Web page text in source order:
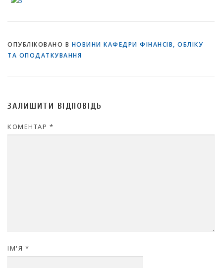
ОПУБЛІКОВАНО В НОВИНИ КАФЕДРИ ФІНАНСІВ, ОБЛІКУ
ТА ОПОДАТКУВАННЯ
ЗАЛИШИТИ ВІДПОВІДЬ
КОМЕНТАР *
ІМ'Я *